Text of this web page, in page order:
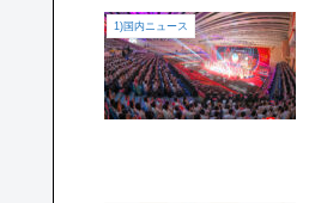
1)国内ニュース